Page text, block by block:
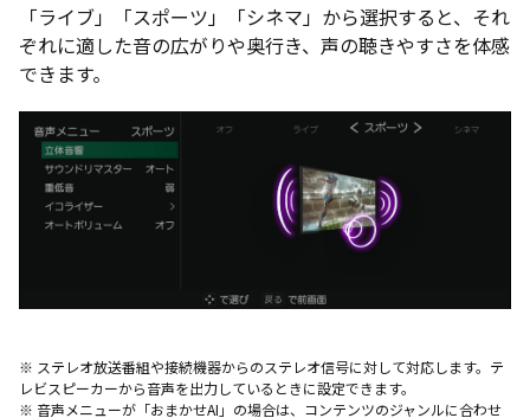
「ライブ」「スポーツ」「シネマ」から選択すると、それ
ぞれに適した音の広がりや奥行き、声の聴きやすさを体感
できます。
※ ステレオ放送番組や接続機器からのステレオ信号に対して対応します。テ
レビスピーカーから音声を出力しているときに設定できます。
※ 音声メニューが「おまかせAI」の場合は、コンテンツのジャンルに合わせ